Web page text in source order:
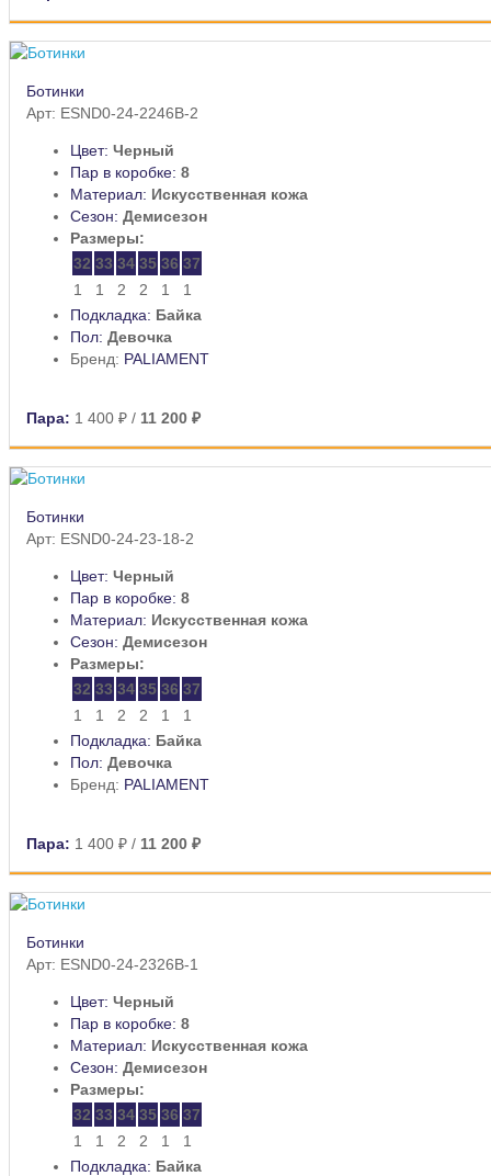
Ботинки
Арт: ESND0-24-2246B-2
Цвет: Черный
Пар в коробке: 8
Материал: Искусственная кожа
Сезон: Демисезон
Размеры:
32 33 34 35 36 37
1
1 2 2 1
1
Подкладка: Байка
Пол: Девочка
Бренд: PALIAMENT
Пара: 1 400 ₽ / 11 200 ₽
Ботинки
Арт: ESND0-24-23-18-2
Цвет: Черный
Пар в коробке: 8
Материал: Искусственная кожа
Сезон: Демисезон
Размеры:
32 33 34 35 36 37
1
1 2 2 1
1
Подкладка: Байка
Пол: Девочка
Бренд: PALIAMENT
Пара: 1 400 ₽ / 11 200 ₽
Ботинки
Арт: ESND0-24-2326B-1
Цвет: Черный
Пар в коробке: 8
Материал: Искусственная кожа
Сезон: Демисезон
Размеры:
32 33 34 35 36 37
1
1 2 2 1
1
Подкладка: Байка